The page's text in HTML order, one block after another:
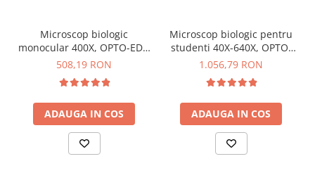
Specificatii microscop digital
cu ecran touch, OPTO-EDU
A33.2601:
Sistem compatibil:Android 11
Software de masurare:
2.4GHz/5GHz, banda dubla, suporta WiFi6
5.0
Microscop biologic
monocular 400X, OPTO-EDU
A11.1124
508,19 RON
ADAUGA IN COS
Microscop biologic pentru
studenti 40X-640X, OPTO-
EDU A11.1509-M
1.056,79 RON
ADAUGA IN COS